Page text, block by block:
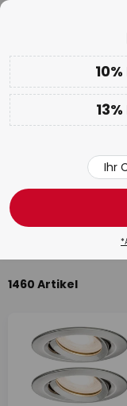
10% ab CHF 149
1460 Artikel
Ihr